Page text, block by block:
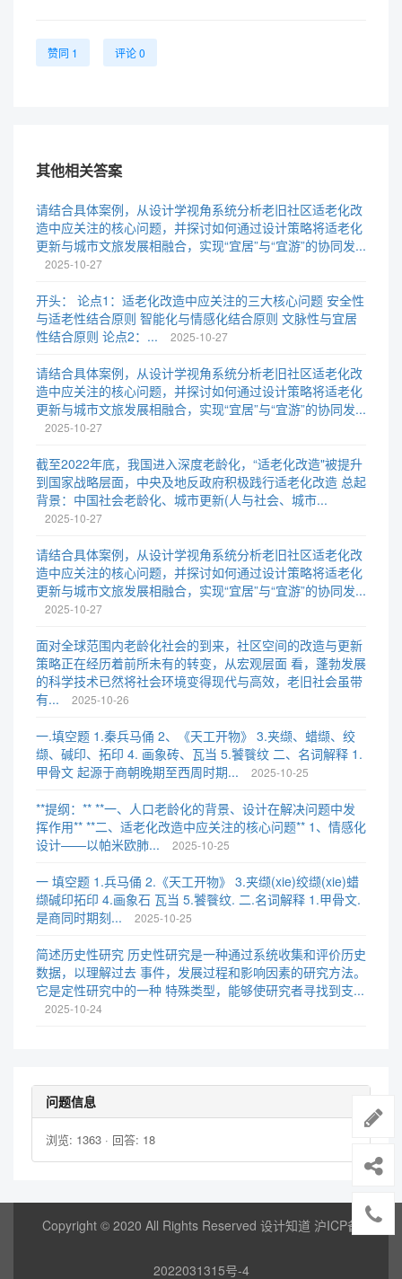
赞同 1 评论 0
其他相关答案
请结合具体案例，从设计学视角系统分析老旧社区适老化改
造中应关注的核心问题，并探讨如何通过设计策略将适老化
更新与城市文旅发展相融合，实现“宜居”与“宜游”的协同发...
2025-10-27
开头： 论点1：适老化改造中应关注的三大核心问题 安全性
与适老性结合原则 智能化与情感化结合原则 文脉性与宜居
性结合原则 论点2：...
2025-10-27
请结合具体案例，从设计学视角系统分析老旧社区适老化改
造中应关注的核心问题，并探讨如何通过设计策略将适老化
更新与城市文旅发展相融合，实现“宜居”与“宜游”的协同发...
2025-10-27
截至2022年底，我国进入深度老龄化，“适老化改造"被提升
到国家战略层面，中央及地反政府积极践行适老化改造 总起
背景：中国社会老龄化、城市更新(人与社会、城市...
2025-10-27
请结合具体案例，从设计学视角系统分析老旧社区适老化改
造中应关注的核心问题，并探讨如何通过设计策略将适老化
更新与城市文旅发展相融合，实现“宜居”与“宜游”的协同发...
2025-10-27
面对全球范围内老龄化社会的到来，社区空间的改造与更新
策略正在经历着前所未有的转变，从宏观层面 看，蓬勃发展
的科学技术已然将社会环境变得现代与高效，老旧社会虽带
有...
2025-10-26
一.填空题 1.秦兵马俑 2、《天工开物》 3.夹缬、蜡缬、绞
缬、碱印、拓印 4. 画象砖、瓦当 5.饕餮纹 二、名词解释 1.
甲骨文 起源于商朝晚期至西周时期...
2025-10-25
**提纲：** **一、人口老龄化的背景、设计在解决问题中发
挥作用** **二、适老化改造中应关注的核心问题** 1、情感化
设计——以帕米欧肺...
2025-10-25
一 填空题 1.兵马俑 2.《天工开物》 3.夹缬(xie)绞缬(xie)蜡
缬碱印拓印 4.画象石 瓦当 5.饕餮纹. 二.名词解释 1.甲骨文.
是商同时期刻...
2025-10-25
简述历史性研究 历史性研究是一种通过系统收集和评价历史
数据，以理解过去 事件，发展过程和影响因素的研究方法。
它是定性研究中的一种 特殊类型，能够使研究者寻找到支...
2025-10-24
问题信息
浏览: 1363 · 回答: 18
Copyright © 2020 All Rights Reserved 设计知道 沪ICP备
2022031315号-4